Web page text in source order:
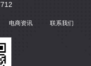
电商资讯 联系我们